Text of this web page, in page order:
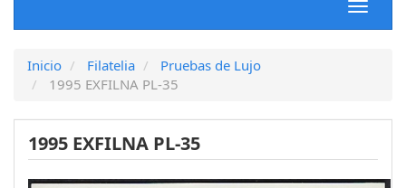
Toggle
Inicio Filatelia
Pruebas de Lujo
1995 EXFILNA PL-35
1995 EXFILNA PL-35